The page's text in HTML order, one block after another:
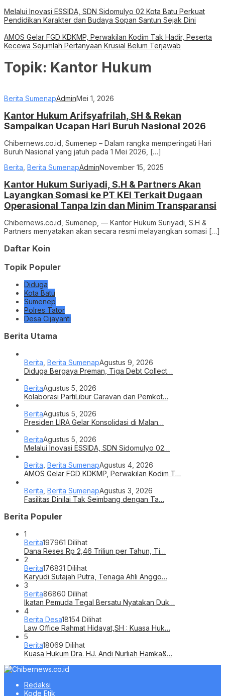
Melalui Inovasi ESSIDA, SDN Sidomulyo 02 Kota Batu Perkuat
Pendidikan Karakter dan Budaya Sopan Santun Sejak Dini
AMOS Gelar FGD KDKMP, Perwakilan Kodim Tak Hadir, Peserta
Kecewa Sejumlah Pertanyaan Krusial Belum Terjawab
Topik: Kantor Hukum
Berita SumenapAdminMei 1, 2026
Kantor Hukum Arifsyafrilah, SH & Rekan
Sampaikan Ucapan Hari Buruh Nasional 2026
Chibernews.co.id, Sumenep – Dalam rangka memperingati Hari
Buruh Nasional yang jatuh pada 1 Mei 2026, […]
Berita Berita SumenapAdminNovember 15, 2025
Kantor Hukum Suriyadi, S.H & Partners Akan
Layangkan Somasi ke PT KEI Terkait Dugaan
Operasional Tanpa Izin dan Minim Transparansi
Chibernews.co.id, Sumenep, — Kantor Hukum Suriyadi, S.H &
Partners menyatakan akan secara resmi melayangkan somasi […]
Daftar Koin
Topik Populer
Diduga
Kota Batu
Sumenep
Polres Tator
Desa Cijayanti
Berita Utama
Berita Berita SumenapAgustus 9, 2026
Diduga Bergaya Preman, Tiga Debt Collect…
BeritaAgustus 5, 2026
Kolaborasi PartiLibur Caravan dan Pemkot…
BeritaAgustus 5, 2026
Presiden LIRA Gelar Konsolidasi di Malan…
BeritaAgustus 5, 2026
Melalui Inovasi ESSIDA, SDN Sidomulyo 02…
Berita Berita SumenapAgustus 4, 2026
AMOS Gelar FGD KDKMP, Perwakilan Kodim T…
Berita Berita SumenapAgustus 3, 2026
Fasilitas Dinilai Tak Seimbang dengan Ta…
Berita Populer
1
Berita197961 Dilihat
Dana Reses Rp 2,46 Triliun per Tahun, Ti…
2
Berita176831 Dilihat
Karyudi Sutajah Putra, Tenaga Ahli Anggo…
3
Berita86860 Dilihat
Ikatan Pemuda Tegal Bersatu Nyatakan Duk…
4
Berita Desa18154 Dilihat
Law Office Rahmat Hidayat,SH : Kuasa Huk…
5
Berita18069 Dilihat
Kuasa Hukum Dra. HJ. Andi Nurliah Hamka&…
Redaksi
Kode Etik